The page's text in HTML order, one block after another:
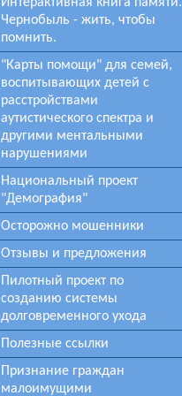
Чернобыль - жить, чтобы
помнить.
"Карты помощи" для семей,
воспитывающих детей с
расстройствами
аутистического спектра и
другими ментальными
нарушениями
Национальный проект
"Демография"
Осторожно мошенники
Отзывы и предложения
Пилотный проект по
созданию системы
долговременного ухода
Полезные ссылки
Признание граждан
малоимущими